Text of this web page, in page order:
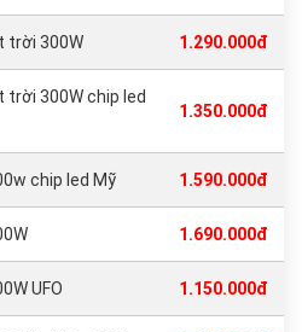
trời 300W 1.290.000đ
300W chip led
1.350.000đ
chip led Mỹ 1.590.000đ
1.690.000đ
UFO 1.150.000đ